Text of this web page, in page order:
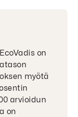
on
myötä
arvioidun
on